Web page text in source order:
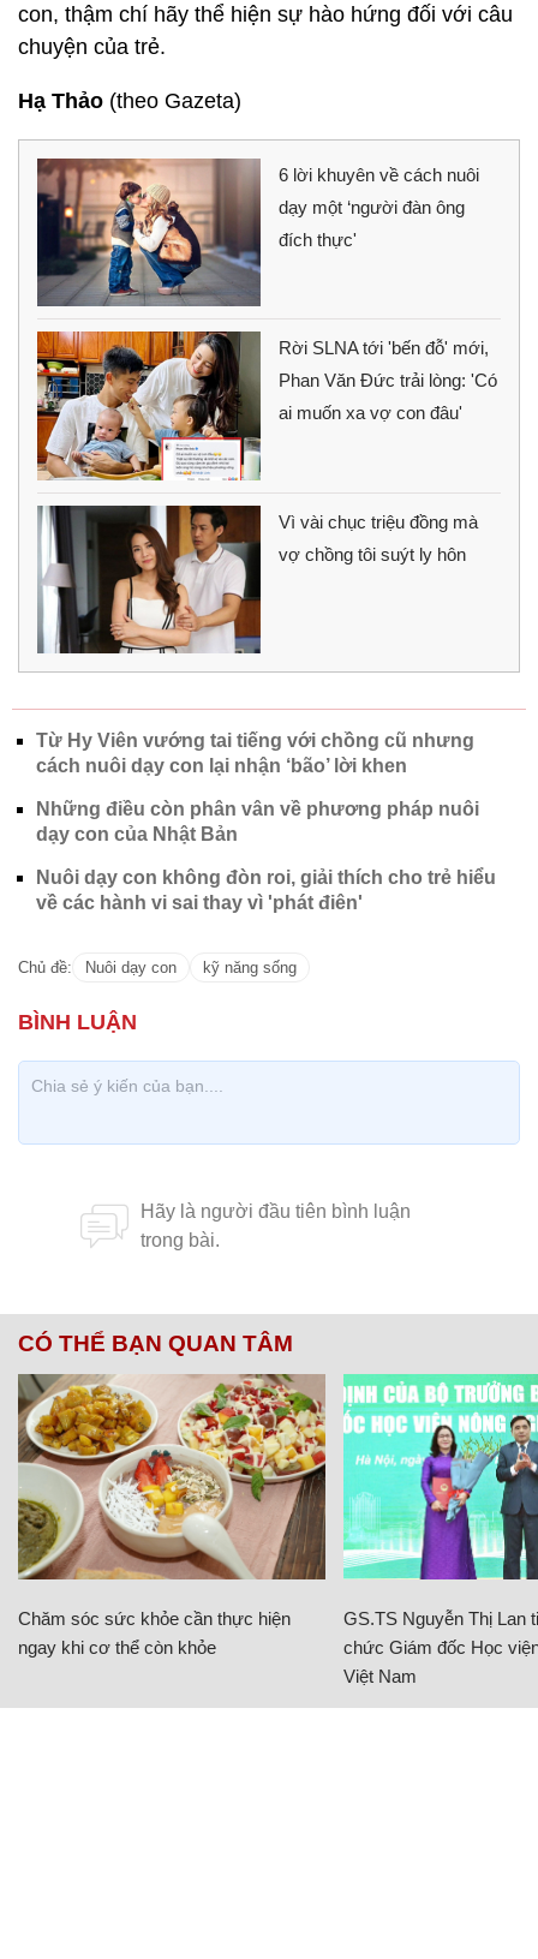
con, thậm chí hãy thể hiện sự hào hứng đối với câu
chuyện của trẻ.
Hạ Thảo (theo Gazeta)
6 lời khuyên về cách nuôi
dạy một ‘người đàn ông
đích thực'
Rời SLNA tới 'bến đỗ' mới,
Phan Văn Đức trải lòng: 'Có
ai muốn xa vợ con đâu'
Vì vài chục triệu đồng mà
vợ chồng tôi suýt ly hôn
Từ Hy Viên vướng tai tiếng với chồng cũ nhưng
cách nuôi dạy con lại nhận ‘bão’ lời khen
Những điều còn phân vân về phương pháp nuôi
dạy con của Nhật Bản
Nuôi dạy con không đòn roi, giải thích cho trẻ hiểu
về các hành vi sai thay vì 'phát điên'
Chủ đề: Nuôi dạy con kỹ năng sống
CÓ THỂ BẠN QUAN TÂM
Chăm sóc sức khỏe cần thực hiện
ngay khi cơ thể còn khỏe
GS.TS Nguyễn Thị Lan
chức Giám đốc Học
Việt Nam